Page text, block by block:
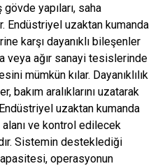
yapıları, saha
Endüstriyel uzaktan kumanda
karşı dayanıklı bileşenler
veya ağır sanayi tesislerinde
mümkün kılar. Dayanıklılık
aralıklarını uzatarak
uzaktan kumanda
ve kontrol edilecek
Sistemin desteklediği
operasyonun